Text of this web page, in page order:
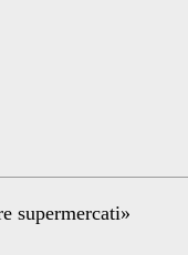
supermercati»